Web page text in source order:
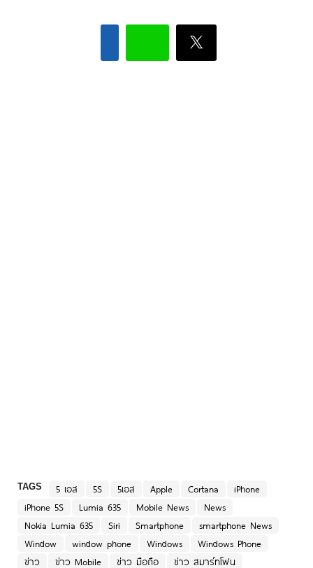
TAGS 5 เอส 5S 5เอส Apple Cortana
iPhone
iPhone 5S
Lumia 635 Mobile News
News
Nokia Lumia 635
Siri Smartphone
smartphone News
Window
window phone Windows
Windows Phone
ข่าว
ข่าว Mobile ข่าว มือถือ ข่าว สมาร์ทโฟน